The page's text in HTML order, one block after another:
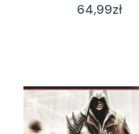
64,99zł